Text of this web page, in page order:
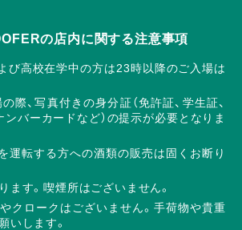
の店内に関する注意事項
び高校在学中の方は23時以降のご入場は
際、写真付きの身分証（免許証、学生証、
ンバーカードなど）の提示が必要となりま
運転する方への酒類の販売は固くお断り
ます。喫煙所はございません。
クロークはございません。手荷物や貴重
いします。